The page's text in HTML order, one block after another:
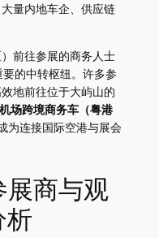
量内地车企、供应链
前往参展的商务人士
要的中转枢纽。许多参
地前往位于大屿山的
场跨境商务车（粤港
为连接国际空港与展会
展商与观
析